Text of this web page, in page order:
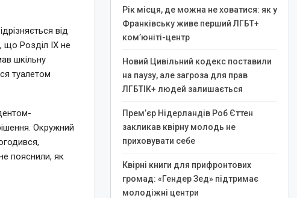
від
що Розділ IX не
шкільну
туалетом
Окружний
пояснили, як
Рік місця, де можна не ховатися: як у
Франківську живе перший ЛГБТ+
ком’юніті-центр
Новий Цивільний кодекс поставили
на паузу, але загроза для прав
ЛГБТІК+ людей залишається
Прем’єр Нідерландів Роб Єттен
закликав квірну молодь не
приховувати себе
Квірні книги для прифронтових
громад: «Гендер Зед» підтримає
молодіжні центри